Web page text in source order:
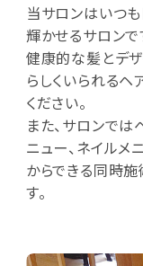
当サロンはいつ
輝かせるサロンで
健康的な髪とデ
らしくいられる
ください。
また、サロンでは
ニュー、ネイルメ
からできる同時
す。